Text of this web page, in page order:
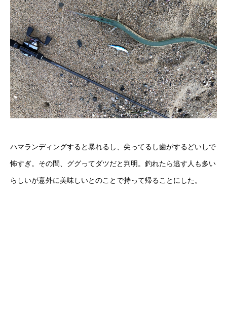
ハマランディングすると暴れるし、尖ってるし歯がするどいしで
怖すぎ。その間、ググってダツだと判明。釣れたら逃す人も多い
らしいが意外に美味しいとのことで持って帰ることにした。